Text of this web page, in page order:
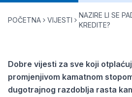
POČETNA VIJESTI
NAZIRE LI SE
KREDITE?
Dobre vijesti za sve koji
promjenjivom kamatnom
dugotrajnog razdoblja rasta